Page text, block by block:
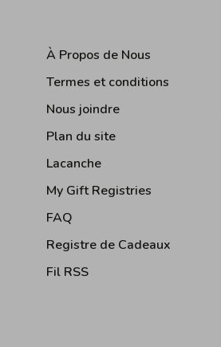
À Propos de Nous
Termes et conditions
Nous joindre
Plan du site
Lacanche
My Gift Registries
FAQ
Registre de Cadeaux
Fil RSS